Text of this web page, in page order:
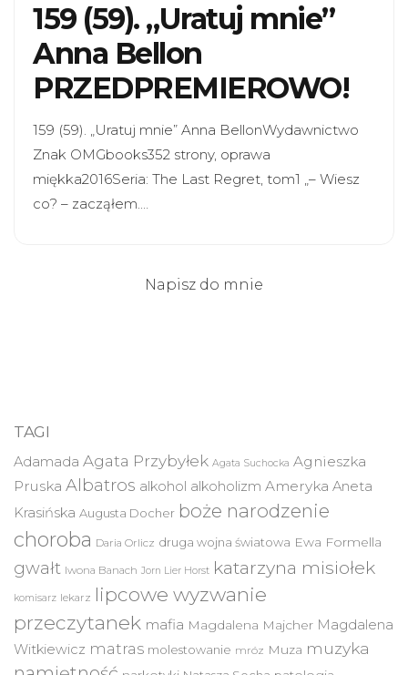
159 (59). „Uratuj mnie”
Anna Bellon
PRZEDPREMIEROWO!
159 (59). „Uratuj mnie” Anna BellonWydawnictwo
Znak OMGbooks352 strony, oprawa
miękka2016Seria: The Last Regret, tom1 „– Wiesz
co? – zacząłem.…
Napisz do mnie
TAGI
Adamada Agata Przybyłek Agata Suchocka Agnieszka
Pruska Albatros alkohol alkoholizm Ameryka Aneta
Krasińska Augusta Docher boże narodzenie
choroba Daria Orlicz druga wojna światowa Ewa Formella
gwałt Iwona Banach Jorn Lier Horst katarzyna misiołek
komisarz lekarz lipcowe wyzwanie
przeczytanek mafia Magdalena Majcher Magdalena
Witkiewicz matras molestowanie mróz Muza muzyka